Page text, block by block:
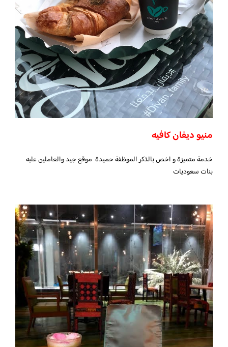
منيو ديفان كافيه
خدمة متميزة و اخص بالذكر الموظفة حميدة موقع جيد والعاملين عليه
بنات سعوديات